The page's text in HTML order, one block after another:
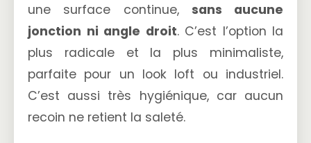
une surface continue, sans aucune
jonction ni angle droit. C’est l’option la
plus radicale et la plus minimaliste,
parfaite pour un look loft ou industriel.
C’est aussi très hygiénique, car aucun
recoin ne retient la saleté.